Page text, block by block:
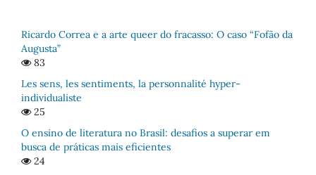
Ricardo Correa e a arte queer do fracasso: O caso “Fofão da
Augusta”
83
Les sens, les sentiments, la personnalité hyper-
individualiste
25
O ensino de literatura no Brasil: desafios a superar em
busca de práticas mais eficientes
24